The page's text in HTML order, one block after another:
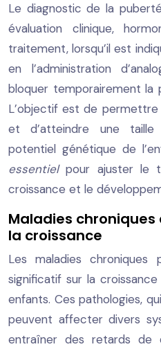
Le diagnostic de la
évaluation clinique,
traitement, lorsqu’il est
en l’administration
bloquer temporairement la
L’objectif est de
et d’atteindre une
potentiel génétique de
essentielpour ajuster le
croissance et le
Maladies
la croissance
Les maladies
significatif sur la
enfants. Ces pathologies,
peuvent affecter divers
entraîner des retards de